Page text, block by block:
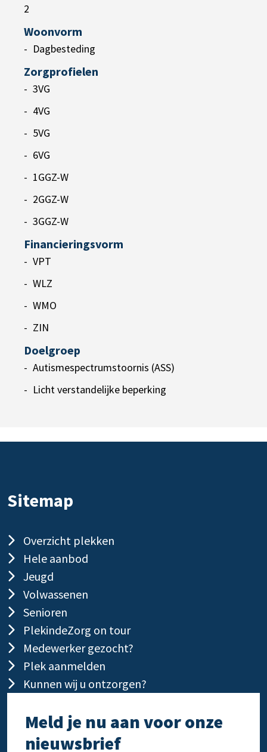
2
Woonvorm
Dagbesteding
Zorgprofielen
3VG
4VG
5VG
6VG
1GGZ-W
2GGZ-W
3GGZ-W
Financieringsvorm
VPT
WLZ
WMO
ZIN
Doelgroep
Autismespectrumstoornis (ASS)
Licht verstandelijke beperking
Sitemap
Overzicht plekken
Hele aanbod
Jeugd
Volwassenen
Senioren
PlekindeZorg on tour
Medewerker gezocht?
Plek aanmelden
Kunnen wij u ontzorgen?
Meld je nu aan voor onze
nieuwsbrief